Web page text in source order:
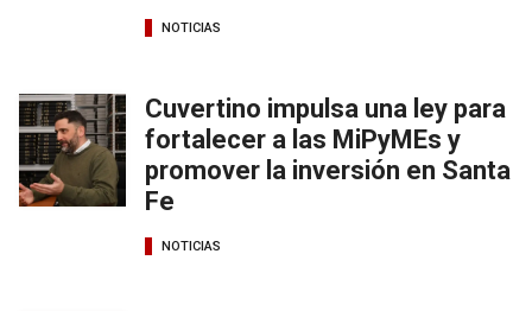
NOTICIAS
Cuvertino impulsa una ley para
fortalecer a las MiPyMEs y
promover la inversión en Santa
Fe
NOTICIAS